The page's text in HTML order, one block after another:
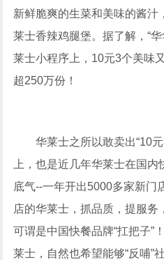
新鲜脆爽的生菜和美味的酱汁
莱士香辣鸡腿堡。据了解，“
莱士小程序上，10元3个美味
超250万份！
华莱士之所以敢卖出“10
上，也是近几年华莱士在国
底气--一年开出5000多家新门
店的华莱士，抓品质，提服务
可谓是中国快餐品牌“扛把子”
莱士，自然也希望能够“反哺”